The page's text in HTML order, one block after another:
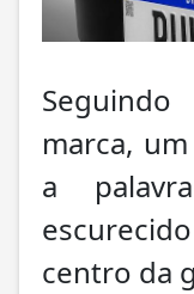
marca,
a
centro da